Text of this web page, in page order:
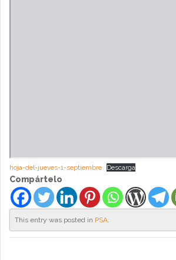
hoja-del-jueves-1-septiembre Descarga
Compártelo
This entry was posted in PSA.